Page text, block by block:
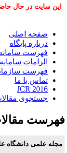
این سایت در حال
صفحه اصلی
درباره پایگاه
فهرست سامانه
الزامات سامانه
فهرست
تماس با ما
JCR 2016
جستجوی مقالات
مجله علمی دانشگاه